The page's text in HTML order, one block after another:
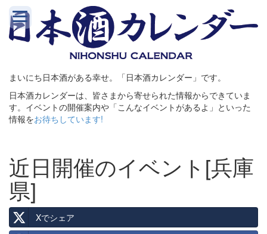
まいにち日本酒がある幸せ。「日本酒カレンダー」です。
日本酒カレンダーは、皆さまから寄せられた情報からできていま
す。イベントの開催案内や「こんなイベントがあるよ」といった
情報をお待ちしています!
近日開催のイベント[兵庫
県]
Xでシェア